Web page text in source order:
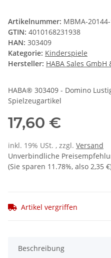
Artikelnummer: MBMA-
GTIN: 4010168231938
HAN: 303409
Kategorie: Kinderspiele
Hersteller: HABA Sales GmbH
HABA® 303409 - Domino
Spielzeugartikel
17,60 €
inkl. 19% USt. , zzgl. Versand
Unverbindliche
(Sie sparen 11.78%, also 2,35 €
Artikel vergriffen
Beschreibung